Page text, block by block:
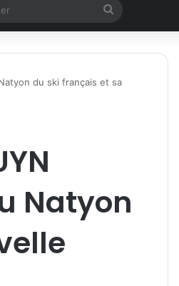
Rechercher
du ski français et sa
Natyon